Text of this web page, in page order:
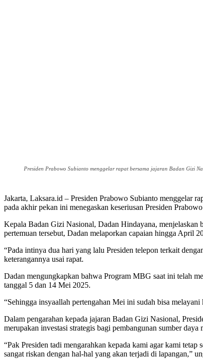
Presiden Prabowo Subianto menggelar rapat bersama jajaran Badan Gizi
Jakarta, Laksara.id – Presiden Prabowo Subianto menggelar
pada akhir pekan ini menegaskan keseriusan Presiden
Kepala Badan Gizi Nasional, Dadan Hindayana,
pertemuan tersebut, Dadan melaporkan capaian hingga April
“Pada intinya dua hari yang lalu Presiden telepon terkait
keterangannya usai rapat.
Dadan mengungkapkan bahwa Program MBG saat ini telah
tanggal 5 dan 14 Mei 2025.
“Sehingga insyaallah pertengahan Mei ini sudah bisa
Dalam pengarahan kepada jajaran Badan Gizi Nasional,
merupakan investasi strategis bagi pembangunan sumber daya
“Pak Presiden tadi mengarahkan kepada kami agar kami
sangat riskan dengan hal-hal yang akan terjadi di lapangan,”